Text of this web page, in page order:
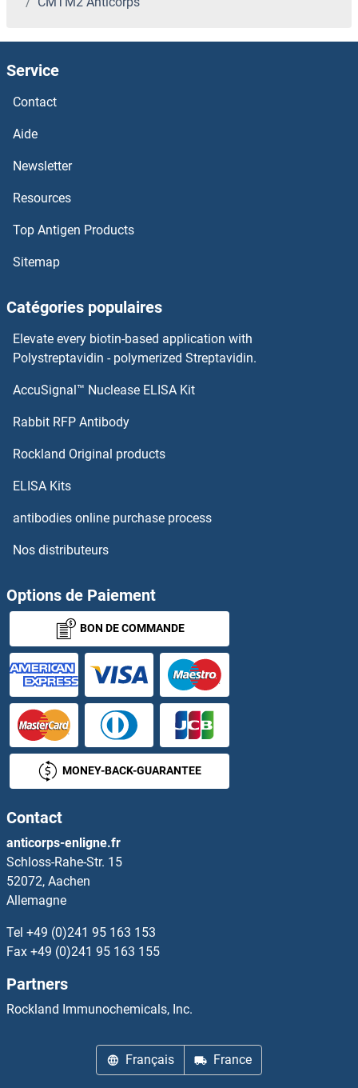
CLYBL Anticorps
Clusterin Anticorps
CLUAP1 Anticorps
CLTCL1 Anticorps
CLPTM1L Anticorps
CMTM3 Anticorps
CMTM5 Anticorps
CMTM6 Anticorps
CMTM7 Anticorps
CMTM8 Anticorps
CMTR1 Anticorps
CNBP Anticorps
CNDP1 Anticorps
CNDP2 Anticorps
CNGA1 Anticorps
CNGA2 Anticorps
CNGA3 Anticorps
CNGA4 Anticorps
CNGB3 Anticorps
CNIH Anticorps
CNIH3 Anticorps
Service
Contact
Aide
Newsletter
Resources
Top Antigen Products
Sitemap
Catégories populaires
Elevate every biotin-based application with
Polystreptavidin - polymerized Streptavidin.
AccuSignal™ Nuclease ELISA Kit
Rabbit RFP Antibody
Rockland Original products
ELISA Kits
antibodies online purchase process
Nos distributeurs
Options de Paiement
BON DE COMMANDE
MONEY-BACK-GUARANTEE
Contact
anticorps-enligne.fr
Schloss-Rahe-Str. 15
52072, Aachen
Allemagne
Tel +49 (0)241 95 163 153
Fax +49 (0)241 95 163 155
Partners
Rockland Immunochemicals, Inc.
Français France